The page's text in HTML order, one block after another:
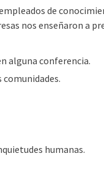
de
nos enseñaron a
alguna conferencia.
humanas.